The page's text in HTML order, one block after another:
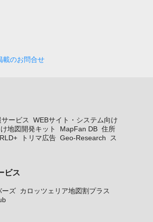
載のお問合せ
ービス
WEBサイト・システム向け
地図開発キット MapFan DB 住所
トリマ広告 Geo-Research
ス
ビス
ーズ カロッツェリア地図割プラス